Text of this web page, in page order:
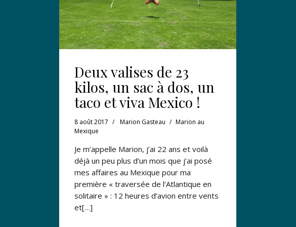
Deux valises de 23
kilos, un sac à dos, un
taco et viva Mexico !
8 août 2017 Marion Gasteau
Marion au
Mexique
Je m’appelle Marion, j’ai 22 ans et voilà
déjà un peu plus d’un mois que j’ai posé
mes affaires au Mexique pour ma
première « traversée de l’Atlantique en
solitaire » : 12 heures d’avion entre vents
et[…]